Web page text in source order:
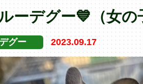
ーデグー💙（女の
デグー 2023.09.17